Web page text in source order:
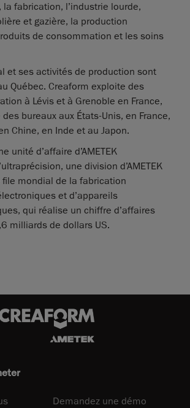
fabrication, l’industrie lourde,
et gazière, la production
de consommation et les soins
et ses activités de production sont
Québec. Creaform exploite des
à Lévis et à Grenoble en France,
bureaux aux États-Unis, en France,
Chine, en Inde et au Japon.
unité d’affaire d’AMETEK
une division d’AMETEK
file mondial de la fabrication
et d’appareils
qui réalise un chiffre d’affaires
milliards de dollars US.
Demandez une démo